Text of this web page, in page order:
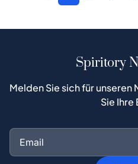
Spiritory
Melden Sie sich für
Sie Ihre